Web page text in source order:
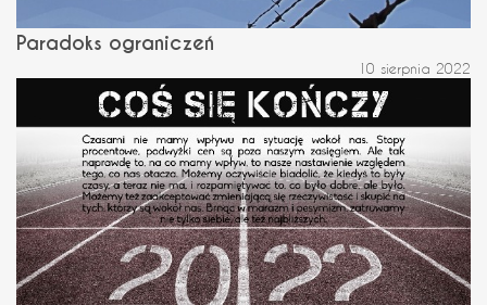
Paradoks ograniczeń
10 sierpnia 2022